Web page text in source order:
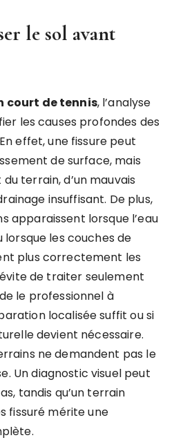
le sol avant
court de tennis, l’analyse
les causes profondes des
effet, une fissure peut
de surface, mais
terrain, d’un mauvais
insuffisant. De plus,
apparaissent lorsque l’eau
lorsque les couches de
plus correctement les
évite de traiter seulement
le professionnel à
localisée suffit ou si
devient nécessaire.
ne demandent pas le
Un diagnostic visuel peut
tandis qu’un terrain
fissuré mérite une